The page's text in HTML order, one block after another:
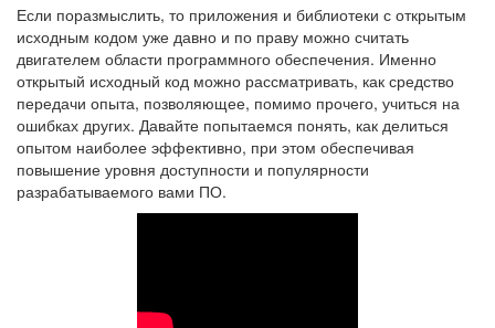
Если поразмыслить, то приложения и библиотеки с открытым
исходным кодом уже давно и по праву можно считать
двигателем области программного обеспечения. Именно
открытый исходный код можно рассматривать, как средство
передачи опыта, позволяющее, помимо прочего, учиться на
ошибках других. Давайте попытаемся понять, как делиться
опытом наиболее эффективно, при этом обеспечивая
повышение уровня доступности и популярности
разрабатываемого вами ПО.